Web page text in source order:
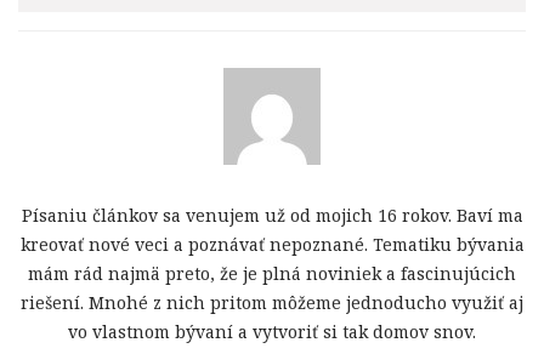
Písaniu článkov sa venujem už od mojich 16 rokov. Baví ma
kreovať nové veci a poznávať nepoznané. Tematiku bývania
mám rád najmä preto, že je plná noviniek a fascinujúcich
riešení. Mnohé z nich pritom môžeme jednoducho využiť aj
vo vlastnom bývaní a vytvoriť si tak domov snov.